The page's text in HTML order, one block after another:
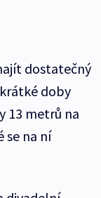
dostatečný
doby
13 metrů na
se na ní